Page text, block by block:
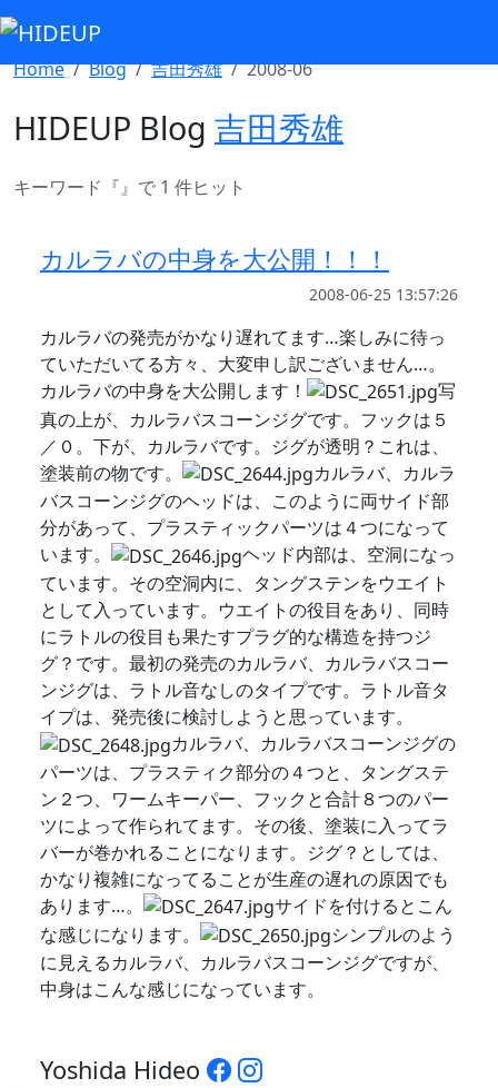
Home Blog 吉田秀雄 2008-06
HIDEUP Blog 吉田秀雄
キーワード『』で 1 件ヒット
カルラバの中身を大公開！！！
2008-06-25 13:57:26
カルラバの発売がかなり遅れてます…楽しみに待っ
ていただいてる方々、大変申し訳ございません…。
カルラバの中身を大公開します！
写
真の上が、カルラバスコーンジグです。フックは５
／０。下が、カルラバです。ジグが透明？これは、
塗装前の物です。
カルラバ、カルラ
バスコーンジグのヘッドは、このように両サイド部
分があって、プラスティックパーツは４つになって
います。
ヘッド内部は、空洞になっ
ています。その空洞内に、タングステンをウエイト
として入っています。ウエイトの役目をあり、同時
にラトルの役目も果たすプラグ的な構造を持つジ
グ？です。最初の発売のカルラバ、カルラバスコー
ンジグは、ラトル音なしのタイプです。ラトル音タ
イプは、発売後に検討しようと思っています。
カルラバ、カルラバスコーンジグの
パーツは、プラスティク部分の４つと、タングステ
ン２つ、ワームキーパー、フックと合計８つのパー
ツによって作られてます。その後、塗装に入ってラ
バーが巻かれることになります。ジグ？としては、
かなり複雑になってることが生産の遅れの原因でも
あります…。
サイドを付けるとこん
な感じになります。
シンプルのよう
に見えるカルラバ、カルラバスコーンジグですが、
中身はこんな感じになっています。
Yoshida Hideo